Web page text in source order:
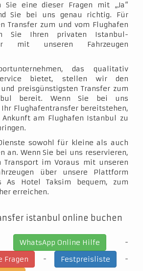
Sie eine dieser Fragen mit „Ja“
Sie bei uns genau richtig. Für
Transfer zum und vom Flughafen
Sie Ihren privaten Istanbul-
mit unseren Fahrzeugen
das qualitativ
bietet, stellen wir den
preisgünstigsten Transfer zum
bereit. Wenn Sie bei uns
Flughafentransfer bereitstehen,
am Flughafen Istanbul zu
sowohl für kleine als auch
an. Wenn Sie bei uns reservieren,
Transport im Voraus mit unseren
über unsere Plattform
As Hotel Taksim bequem, zum
erreichen.
WhatsApp Online Hilfe
-
Fragen
- Festpreisliste
-